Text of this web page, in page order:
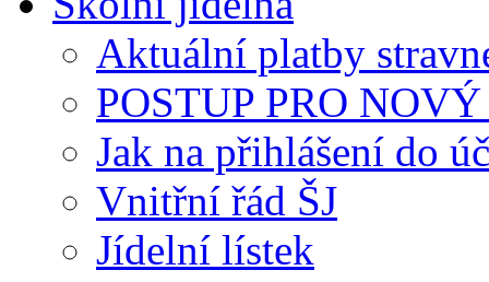
Aktuální platby
POSTUP PRO
Jak na přihlášení do
Vnitřní řád ŠJ
Jídelní lístek